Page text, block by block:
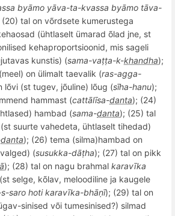
byāmo yāva-ta-kvassa byāmo tāva-
(20) tal on võrdsete kumerustega
(ühtlaselt ümarad õlad jne, st
kehaproportsioonid, mis sageli
kunstis) (sama-vaṭṭa-k-khandha);
meel) on ülimalt taevalik (ras-agga-
lõvi (st tugev, jõuline) lõug (sīha-hanu);
mmend hammast (cattālīsa-danta); (24)
) hambad (sama-danta); (25) tal
(st suurte vahedeta, ühtlaselt tihedad)
danta); (26) tema (silma)hambad on
(susukka-dāṭha); (27) tal on pikk
); (28) tal on nagu brahmal karavīka
selge, kõlav, meloodiline ja kaugele
saro hoti karavīka-bhāṇī); (29) tal on
gav-sinised või tumesinised?) silmad